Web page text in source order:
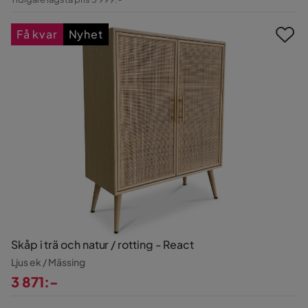
Skåp i trä och natur / rotting - React
Ljus ek / Mässing
3 871:-
Få kvar Nyhet